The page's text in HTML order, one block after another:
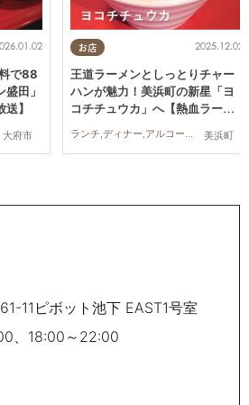
大府市
で88
田」
】
お店
美浜町
2025.12.02
王道ラーメンとしっとりチャー
ハンが魅力！美浜町の新星「ヨ
コチチュウカ」へ【熱血ラーメ
ランチ,ディナー,アルコール,ラーメン,連載
11ピボット池下 EAST1号室
、18:00～22:00